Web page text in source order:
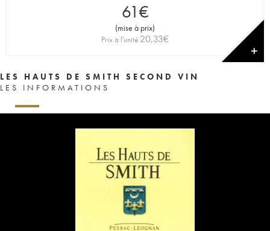
61€
(mise à prix)
Prix à l'unité 20,33€
✕
LES HAUTS DE SMITH SECOND VIN
LES INFORMATIONS